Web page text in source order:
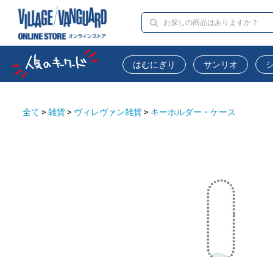
はむにぎり サンリオ
全て > 雑貨 > ヴィレヴァン雑貨 > キーホルダー・ケース